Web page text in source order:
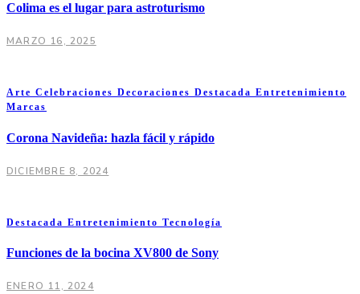
Colima es el lugar para astroturismo
MARZO 16, 2025
Arte Celebraciones Decoraciones Destacada Entretenimiento
Marcas
Corona Navideña: hazla fácil y rápido
DICIEMBRE 8, 2024
Destacada Entretenimiento Tecnología
Funciones de la bocina XV800 de Sony
ENERO 11, 2024